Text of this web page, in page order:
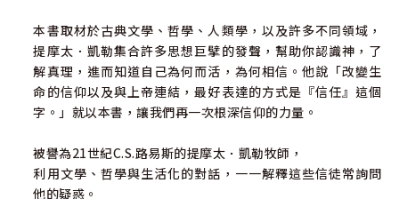
本書取材於古典文學、哲學、人類學，以及許多不同領域，
提摩太．凱勒集合許多思想巨擘的發聲，幫助你認識神，了
解真理，進而知道自己為何而活，為何相信。他說「改變生
命的信仰以及與上帝連結，最好表達的方式是『信任』這個
字。」就以本書，讓我們再一次根深信仰的力量。
被譽為21世紀C.S.路易斯的提摩太．凱勒牧師，
利用文學、哲學與生活化的對話，一一解釋這些信徒常詢問
他的疑惑。